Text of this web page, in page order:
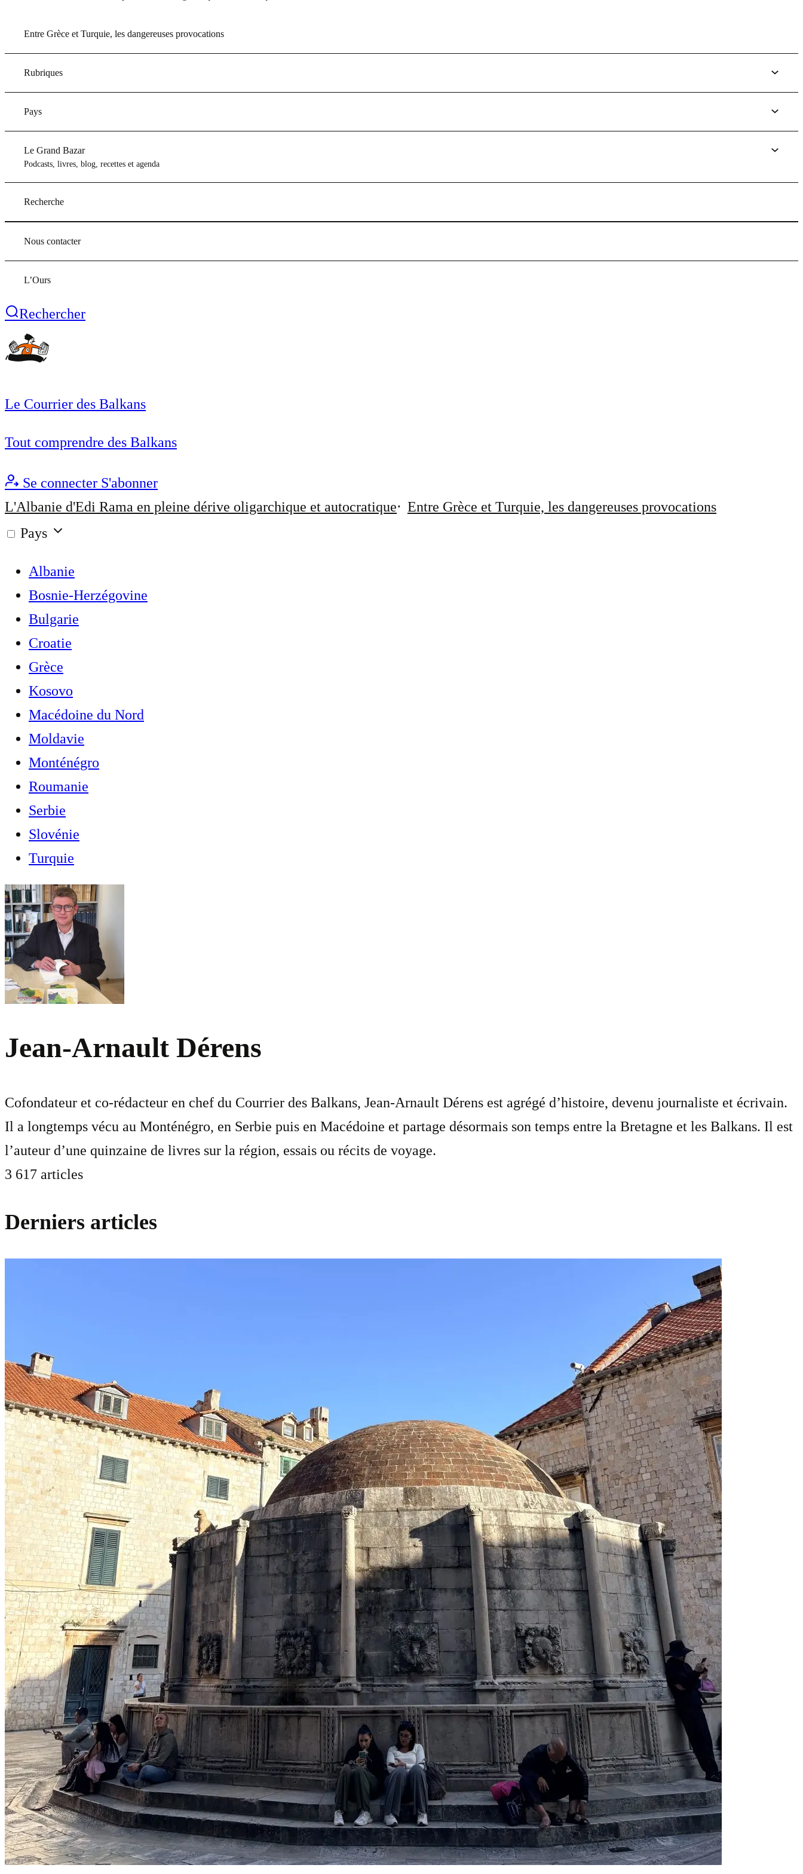
Entre Grèce et Turquie, les dangereuses provocations
Rubriques
Pays
Le Grand Bazar
Podcasts, livres, blog, recettes et agenda
Recherche
Nous contacter
L’Ours
Rechercher
Le Courrier des Balkans
Tout comprendre des Balkans
Se connecter S'abonner
L'Albanie d'Edi Rama en pleine dérive oligarchique et autocratique
Entre Grèce et Turquie, les dangereuses provocations
Pays
Albanie
Bosnie-Herzégovine
Bulgarie
Croatie
Grèce
Kosovo
Macédoine du Nord
Moldavie
Monténégro
Roumanie
Serbie
Slovénie
Turquie
Jean-Arnault Dérens
Cofondateur et co-rédacteur en chef du Courrier des Balkans, Jean-Arnault Dérens est agrégé d’histoire, devenu journaliste et écrivain.
Il a longtemps vécu au Monténégro, en Serbie puis en Macédoine et partage désormais son temps entre la Bretagne et les Balkans. Il est
l’auteur d’une quinzaine de livres sur la région, essais ou récits de voyage.
3 617 articles
Derniers articles